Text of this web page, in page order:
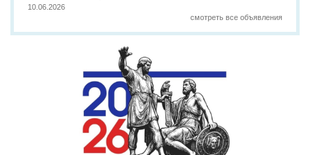
10.06.2026
смотреть все объявления